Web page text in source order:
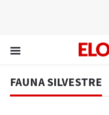
FAUNA SILVESTRE